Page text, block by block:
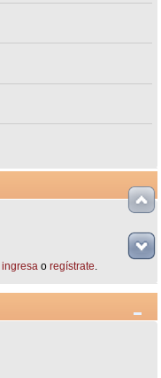
ingresao regístrate.